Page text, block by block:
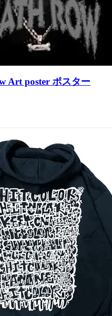
Art poster ポスター